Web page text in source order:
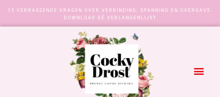
15 VERRASSENDE VRAGEN OVER VERBINDING, SPANNING EN OVERGAVE.
DOWNLOAD DÉ VERLANGENLIJST